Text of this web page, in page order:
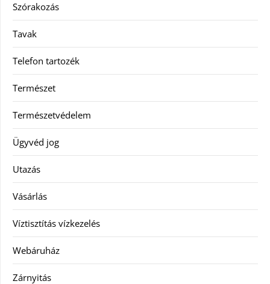
Szórakozás
Tavak
Telefon tartozék
Természet
Természetvédelem
Ügyvéd jog
Utazás
Vásárlás
Víztisztítás vízkezelés
Webáruház
Zárnyitás